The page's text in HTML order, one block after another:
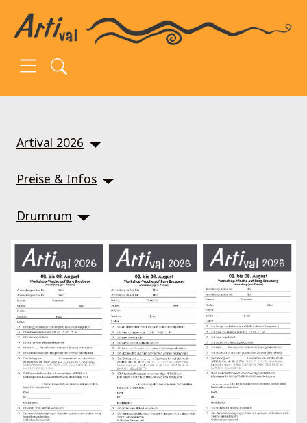
SKIP TO MAIN CONTENT
Artival 2026
Preise & Infos
Drumrum